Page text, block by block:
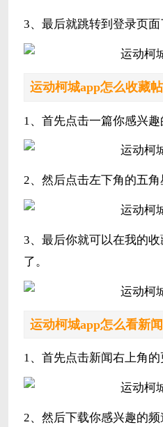
3、最后就跳转到登录页面
运动柯城app怎么收藏
1、首先点击一篇你感兴趣
2、然后点击左下角的五角
3、最后你就可以在我的
了。
运动柯城app怎么看新闻
1、首先点击新闻右上角的
2、然后下载你感兴趣的频